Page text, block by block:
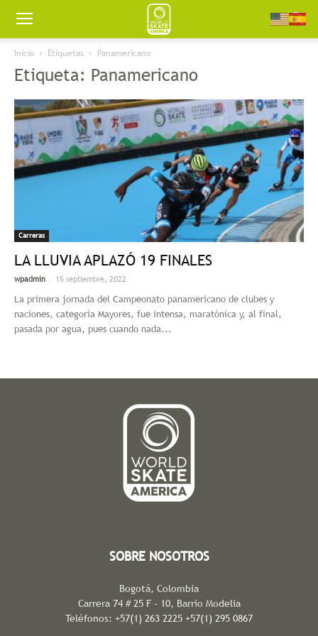
Worldskate
America
Inicio Etiquetas Panamericano
Etiqueta: Panamericano
Carreras
LA LLUVIA APLAZÓ 19 FINALES
wpadmin - 15 septiembre, 2022
La primera jornada del Campeonato panamericano de clubes y
naciones, categoría Mayores, fue intensa, maratónica y, al final,
pasada por agua, pues cuando nada...
SOBRE NOSOTROS
Bogotá, Colombia
Carrera 74 # 25 F - 10, Barrio Modelia
Teléfonos: +57(1) 263 2225 +57(1) 295 0867